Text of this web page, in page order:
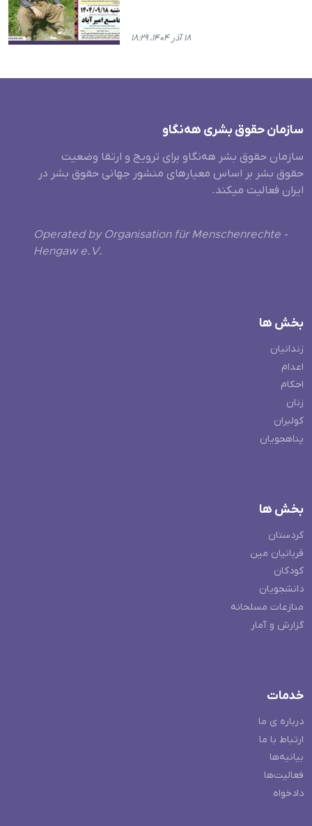
۱۸ آذر ۱۴۰۴، ۱۸:۲۹
سازمان حقوق بشری هەنگاو
سازمان حقوق بشر هه‌نگاو برای ترویج و ارتقا وضعیت
حقوق بشر بر اساس معیارهای منشور جهانی حقوق بشر در
ایران فعالیت میکند.
Operated by Organisation für Menschenrechte -
Hengaw e.V.
بخش ها
زندانیان
اعدام
احکام
زنان
کولبران
پناهجویان
بخش ها
کردستان
قربانیان مین
کودکان
دانشجویان
منازعات مسلحانه
گزارش و آمار
خدمات
درباره ی ما
ارتباط با ما
بیانیه‌ها
فعالیت‌ها
دادخواه